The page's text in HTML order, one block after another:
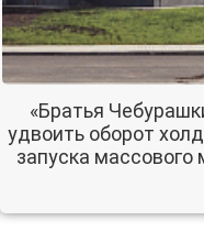
«Братья
удвоить оборот
запуска